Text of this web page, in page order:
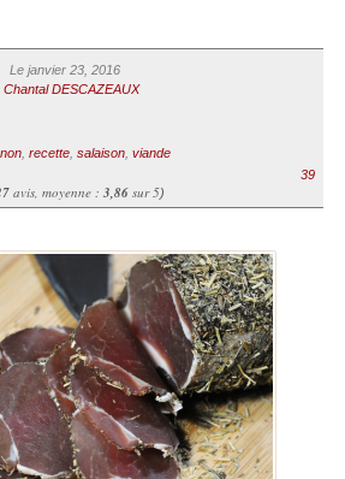
Le janvier 23, 2016
Chantal DESCAZEAUX
, recette, salaison, viande
avis, moyenne : 3,86sur 5)
39